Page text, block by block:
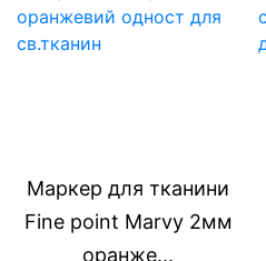
Маркер для тканини
Fine point Marvy 2мм
оранже...